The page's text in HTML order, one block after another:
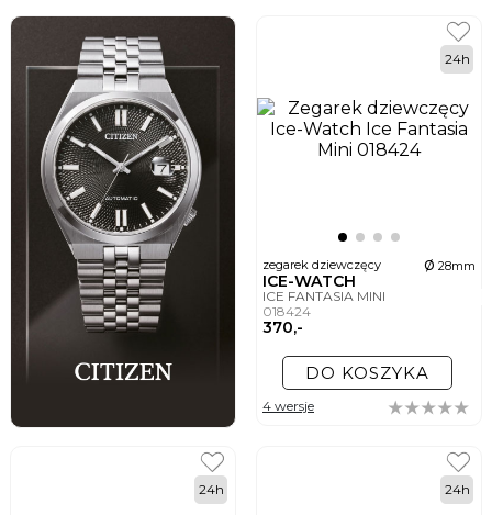
zegarek dziewczęcy ø 28mm
ICE-WATCH
ICE FANTASIA MINI
018424
370,-
24h
DO KOSZYKA
4 wersje
24h 24h